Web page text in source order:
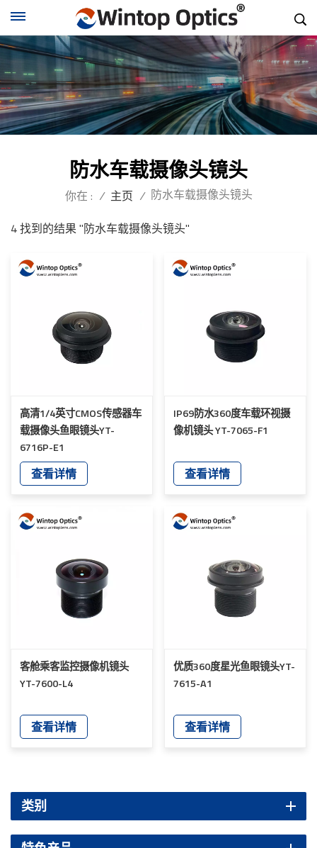
防水车载摄像头镜头
你在 : / 主页 / 防水车载摄像头镜头
4 找到的结果 "防水车载摄像头镜头"
高清1/4英寸CMOS传感器车
载摄像头鱼眼镜头YT-
6716P-E1
查看详情
IP69防水360度车载环视摄
像机镜头 YT-7065-F1
查看详情
客舱乘客监控摄像机镜头
YT-7600-L4
查看详情
优质360度星光鱼眼镜头YT-
7615-A1
查看详情
类别